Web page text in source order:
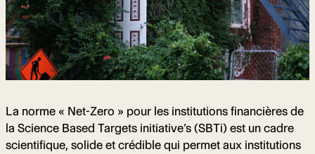
La norme « Net-Zero » pour les institutions financières de
la Science Based Targets initiative’s (SBTi) est un cadre
scientifique, solide et crédible qui permet aux institutions